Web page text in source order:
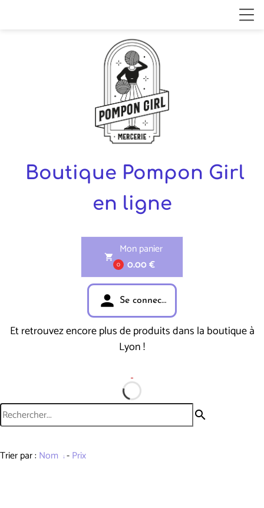
Boutique Pompon Girl
en ligne
shopping_cart
0
Mon panier
0.00 €
person Se connecter
Et retrouvez encore plus de produits dans la boutique à
Lyon !
search
Trier par : Nom -Prix